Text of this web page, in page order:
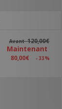
Avant120,00€
Maintenant
80,00€ - 33%